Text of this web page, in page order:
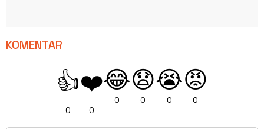
KOMENTAR
👍
0
❤️
0
😂
0
😧
0
😭
0
😡
0